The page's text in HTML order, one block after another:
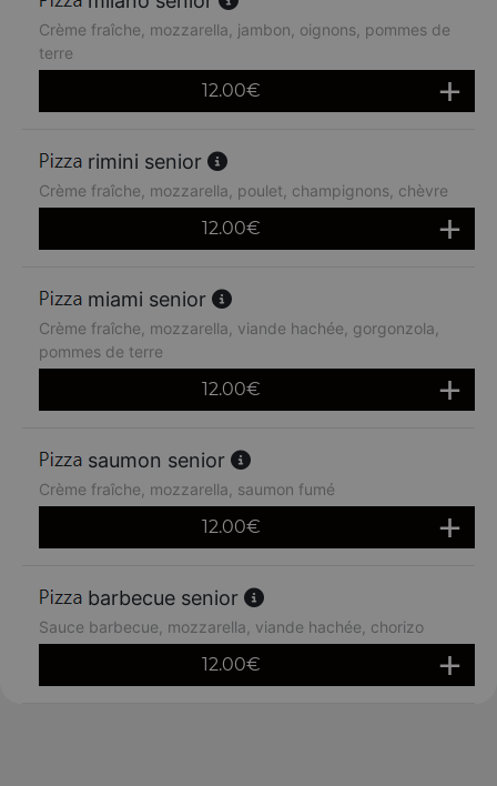
Crème fraîche, mozzarella, jambon, oignons, pommes de
terre
12.00€
rimini senior
Crème fraîche, mozzarella, poulet, champignons, chèvre
12.00€
miami senior
Crème fraîche, mozzarella, viande hachée, gorgonzola,
pommes de terre
12.00€
saumon senior
Crème fraîche, mozzarella, saumon fumé
12.00€
barbecue senior
Sauce barbecue, mozzarella, viande hachée, chorizo
12.00€